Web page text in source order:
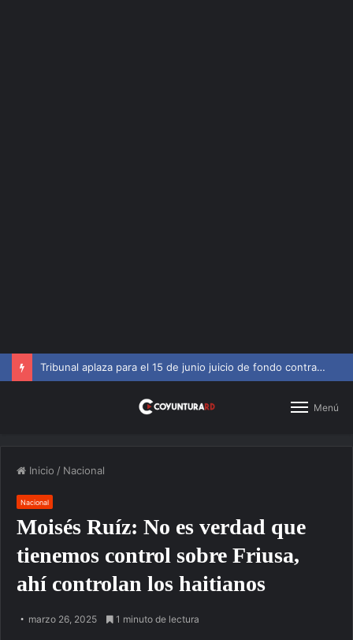
SNS amplía horarios en centros de primer nivel y diagnósticos
Menú
Inicio / Nacional
Nacional
Moisés Ruíz: No es verdad que
tienemos control sobre Friusa,
ahí controlan los haitianos
marzo 26, 2025 1 minuto de lectura